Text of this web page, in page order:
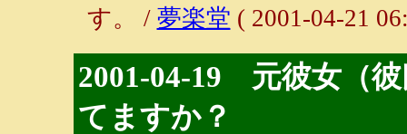
す。 / 夢楽堂 ( 2001-04-21
2001-04-19 元彼女（
てますか？